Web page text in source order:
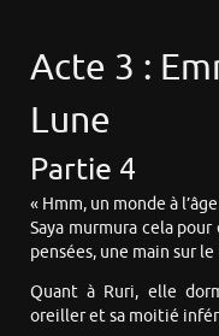
Acte 3 :
Lune
Partie 4
« Hmm, un monde à
Saya murmura cela
pensées, une main sur
Quant à Ruri, elle
oreiller et sa moitié